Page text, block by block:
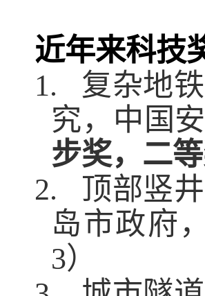
近年来科技
1.
复杂地
究，中国
步奖，二
2.
顶部竖
岛市政府，
3）